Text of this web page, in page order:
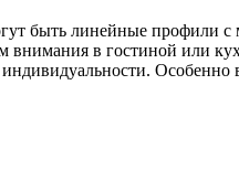
быть линейные профили
внимания в гостиной или